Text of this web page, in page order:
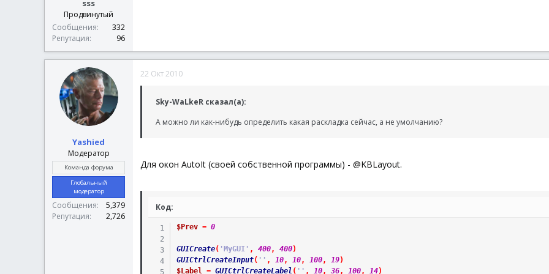
sss
Продвинутый
Сообщения
332
Репутация
96
Yashied
Модератор
Команда форума
Глобальный
модератор
Сообщения
5,379
Репутация
2,726
22 Окт 2010
Sky-WaLkeR сказал(а):
А можно ли как-нибудь определить какая раскладка сейчас, а не умолчанию?
Для окон AutoIt (своей собственной программы) - @KBLayout.
Код:
$Prev = 0
GUICreate( 'MyGUI' , 400, 400)
GUICtrlCreateInput( '' , 10, 10, 100, 19)
$Label = GUICtrlCreateLabel ( '' , 10, 36, 100, 14)